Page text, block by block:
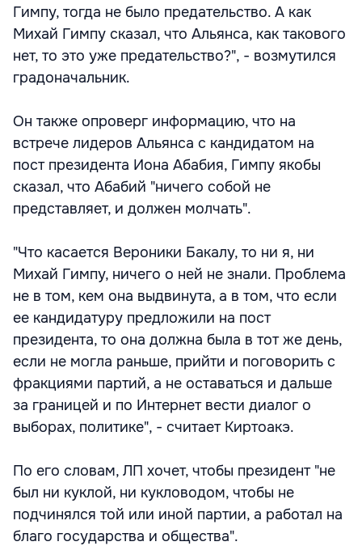
Гимпу, тогда не было предательство. А как
Михай Гимпу сказал, что Альянса, как такового
нет, то это уже предательство?", - возмутился
градоначальник.
Он также опроверг информацию, что на
встрече лидеров Альянса с кандидатом на
пост президента Иона Абабия, Гимпу якобы
сказал, что Абабий "ничего собой не
представляет, и должен молчать".
"Что касается Вероники Бакалу, то ни я, ни
Михай Гимпу, ничего о ней не знали. Проблема
не в том, кем она выдвинута, а в том, что если
ее кандидатуру предложили на пост
президента, то она должна была в тот же день,
если не могла раньше, прийти и поговорить с
фракциями партий, а не оставаться и дальше
за границей и по Интернет вести диалог о
выборах, политике", - считает Киртоакэ.
По его словам, ЛП хочет, чтобы президент "не
был ни куклой, ни кукловодом, чтобы не
подчинялся той или иной партии, а работал на
благо государства и общества".